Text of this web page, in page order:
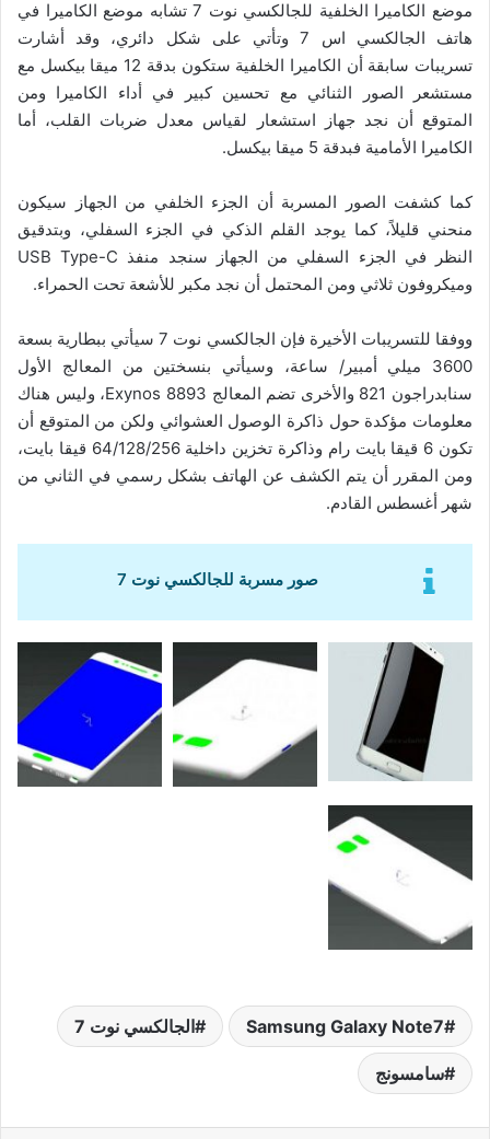
موضع الكاميرا الخلفية للجالكسي نوت 7 تشابه موضع الكاميرا في
هاتف الجالكسي اس 7 وتأتي على شكل دائري، وقد أشارت
تسريبات سابقة أن الكاميرا الخلفية ستكون بدقة 12 ميقا بيكسل مع
مستشعر الصور الثنائي مع تحسين كبير في أداء الكاميرا ومن
المتوقع أن نجد جهاز استشعار لقياس معدل ضربات القلب، أما
الكاميرا الأمامية فبدقة 5 ميقا بيكسل.
كما كشفت الصور المسربة أن الجزء الخلفي من الجهاز سيكون
منحني قليلاً، كما يوجد القلم الذكي في الجزء السفلي، وبتدقيق
النظر في الجزء السفلي من الجهاز سنجد منفذ USB Type-C
وميكروفون ثلاثي ومن المحتمل أن نجد مكبر للأشعة تحت الحمراء.
ووفقا للتسريبات الأخيرة فإن الجالكسي نوت 7 سيأتي ببطارية بسعة
3600 ميلي أمبير/ ساعة، وسيأتي بنسختين من المعالج الأول
سنابدراجون 821 والأخرى تضم المعالج Exynos 8893، وليس هناك
معلومات مؤكدة حول ذاكرة الوصول العشوائي ولكن من المتوقع أن
تكون 6 قيقا بايت رام وذاكرة تخزين داخلية 64/128/256 قيقا بايت،
ومن المقرر أن يتم الكشف عن الهاتف بشكل رسمي في الثاني من
شهر أغسطس القادم.
صور مسربة للجالكسي نوت 7
Samsung Galaxy Note7 الجالكسي نوت 7
سامسونج